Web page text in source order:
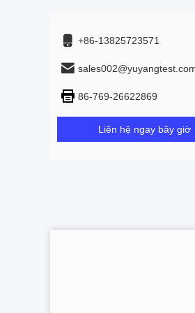
+86-13825723571
86-769-26622869
Liên hệ ngay bây giờ